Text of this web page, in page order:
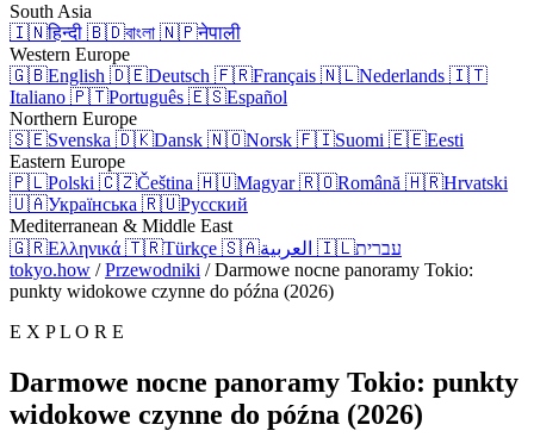
South Asia
🇮🇳हिन्दी 🇧🇩বাংলা 🇳🇵नेपाली
Western Europe
🇬🇧English 🇩🇪Deutsch 🇫🇷Français 🇳🇱Nederlands 🇮🇹
Italiano 🇵🇹Português 🇪🇸Español
Northern Europe
🇸🇪Svenska 🇩🇰Dansk 🇳🇴Norsk 🇫🇮Suomi 🇪🇪Eesti
Eastern Europe
🇵🇱Polski 🇨🇿Čeština 🇭🇺Magyar🇷🇴Română 🇭🇷Hrvatski
🇺🇦Українська 🇷🇺Русский
Mediterranean & Middle East
🇬🇷Ελληνικά 🇹🇷Türkçe 🇸🇦 🇮🇱עברית
tokyo.how / Przewodniki / Darmowe nocne panoramy Tokio:
punkty widokowe czynne do późna (2026)
E X P L O R E
Darmowe nocne panoramy Tokio: punkty
widokowe czynne do późna (2026)